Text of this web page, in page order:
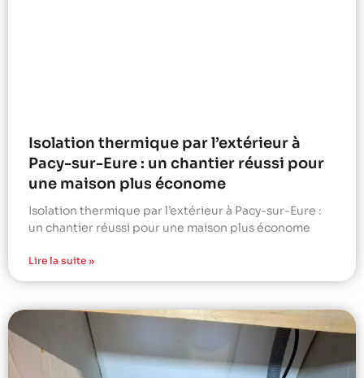
Isolation thermique par l’extérieur à
Pacy-sur-Eure : un chantier réussi pour
une maison plus économe
Isolation thermique par l’extérieur à Pacy-sur-Eure :
un chantier réussi pour une maison plus économe
Lire la suite »